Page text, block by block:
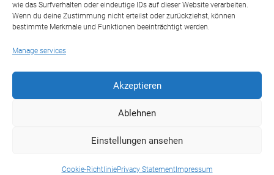
wie das Surfverhalten oder eindeutige IDs auf dieser Website verarbeiten.
Wenn du deine Zustimmung nicht erteilst oder zurückziehst, können
bestimmte Merkmale und Funktionen beeinträchtigt werden.
Manage services
Akzeptieren
Ablehnen
Einstellungen ansehen
Cookie-RichtliniePrivacy StatementImpressum
Baarerstraße 53 | 6302 Zug | Schweiz